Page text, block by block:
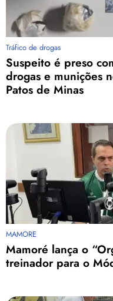
Tráfico de drogas
Suspeito é preso
drogas e munições
Patos de Minas
MAMORE
Mamoré lança o
treinador para o